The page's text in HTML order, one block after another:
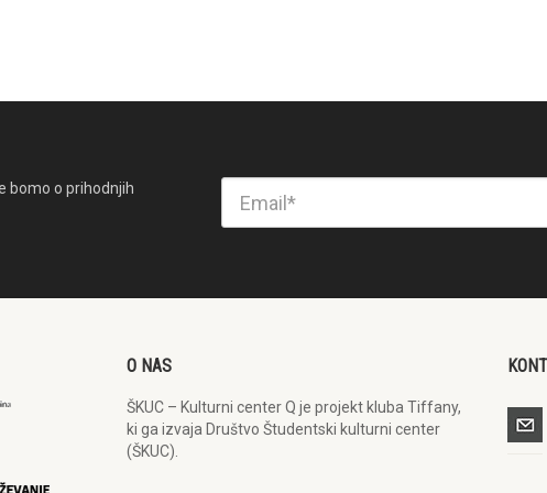
bomo o prihodnjih
O NAS
ŠKUC – Kulturni center Q je projekt kluba Tiffany,
ki ga izvaja Društvo Študentski kulturni center
(ŠKUC).